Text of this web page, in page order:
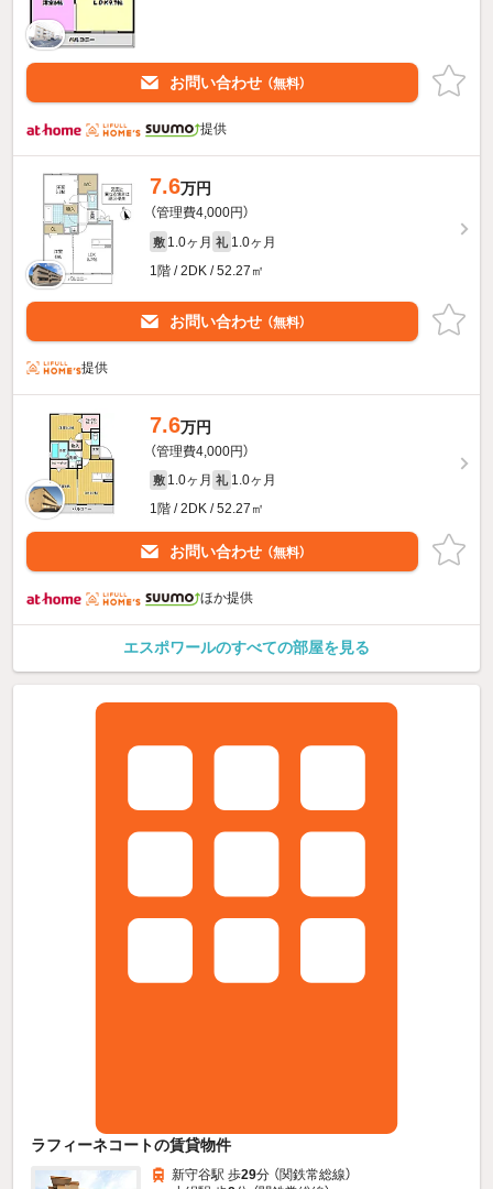
お問い合わせ （無料）
提供
7.6万円
（管理費4,000円）
敷 1.0ヶ月 礼 1.0ヶ月
1階 / 2DK / 52.27㎡
お問い合わせ （無料）
提供
7.6万円
（管理費4,000円）
敷 1.0ヶ月 礼 1.0ヶ月
1階 / 2DK / 52.27㎡
お問い合わせ （無料）
ほか提供
エスポワールのすべての部屋を見る
ラフィーネコートの賃貸物件
新守谷駅 歩29分 （関鉄常総線）